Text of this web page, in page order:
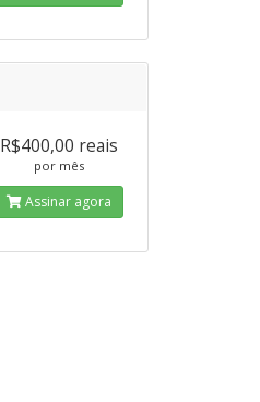
R$400,00 reais
por mês
Assinar agora